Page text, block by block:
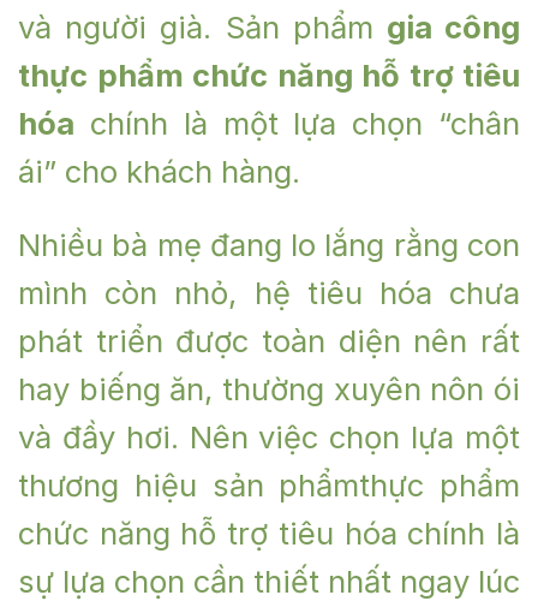
và người già. Sản phẩm gia công
thực phẩm chức năng hỗ trợ tiêu
hóa chính là một lựa chọn “chân
ái” cho khách hàng.
Nhiều bà mẹ đang lo lắng rằng con
mình còn nhỏ, hệ tiêu hóa chưa
phát triển được toàn diện nên rất
hay biếng ăn, thường xuyên nôn ói
và đầy hơi. Nên việc chọn lựa một
thương hiệu sản phẩmthực phẩm
chức năng hỗ trợ tiêu hóa chính là
sự lựa chọn cần thiết nhất ngay lúc